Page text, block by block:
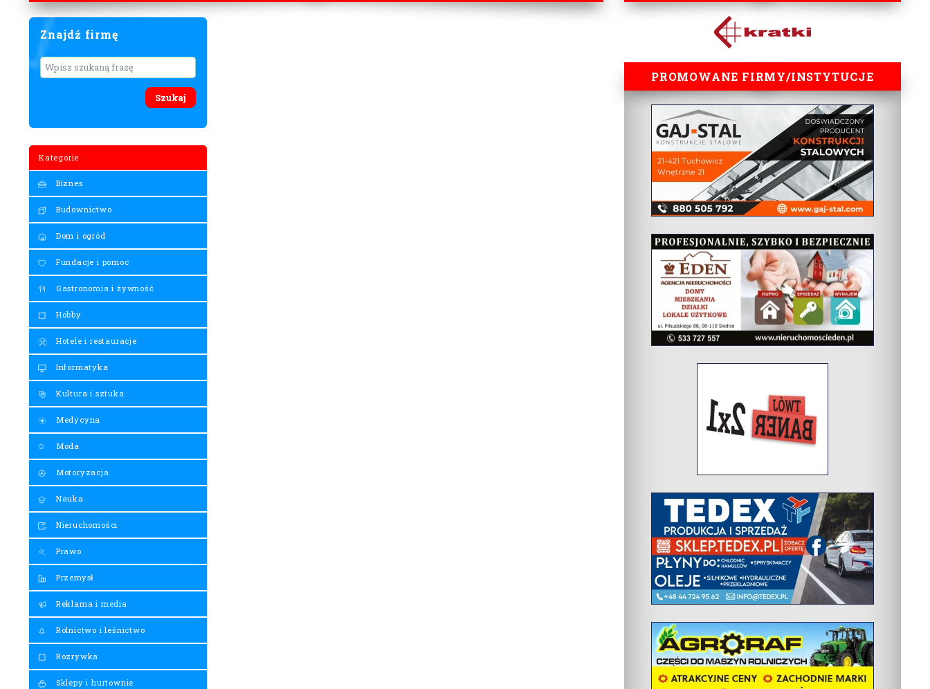
Znajdź firmę
Wyszukaj
Kategorie
Biznes
Budownictwo
Dom i ogród
Fundacje i pomoc
Gastronomia i żywność
Hobby
Hotele i restauracje
Informatyka
Kultura i sztuka
Medycyna
Moda
Motoryzacja
Nauka
Nieruchomości
Prawo
Przemysł
Reklama i media
Rolnictwo i leśnictwo
Rozrywka
Sklepy i hurtownie
PROMOWANE FIRMY/INSTYTUCJE